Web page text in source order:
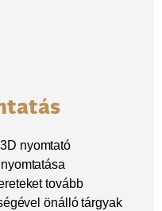
nyomtató
tovább
önálló tárgyak